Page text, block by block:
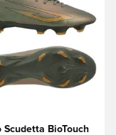
Scudetta BioTouch